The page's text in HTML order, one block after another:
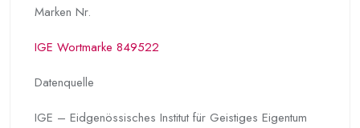
Marken Nr.
IGE Wortmarke 849522
Datenquelle
IGE – Eidgenössisches Institut für Geistiges Eigentum